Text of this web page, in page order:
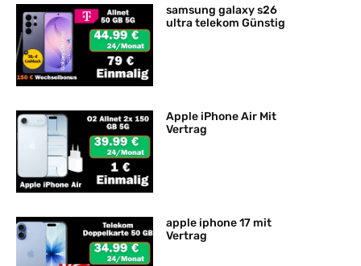
samsung galaxy s26
ultra telekom Günstig
Apple iPhone Air Mit
Vertrag
apple iphone 17 mit
Vertrag